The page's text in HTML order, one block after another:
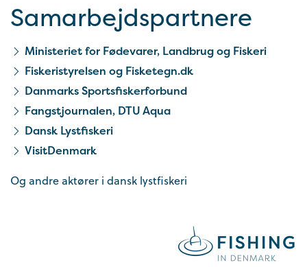
Samarbejds­partnere
Ministeriet for Fødevarer, Landbrug og Fiskeri
Fiskeristyrelsen og Fisketegn.dk
Danmarks Sportsfiskerforbund
Fangstjournalen, DTU Aqua
Dansk Lystfiskeri
VisitDenmark
Og andre aktører i dansk lystfiskeri